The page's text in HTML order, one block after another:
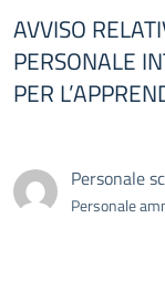
AVVISO
PERSONALE
PER
Personale
Personale